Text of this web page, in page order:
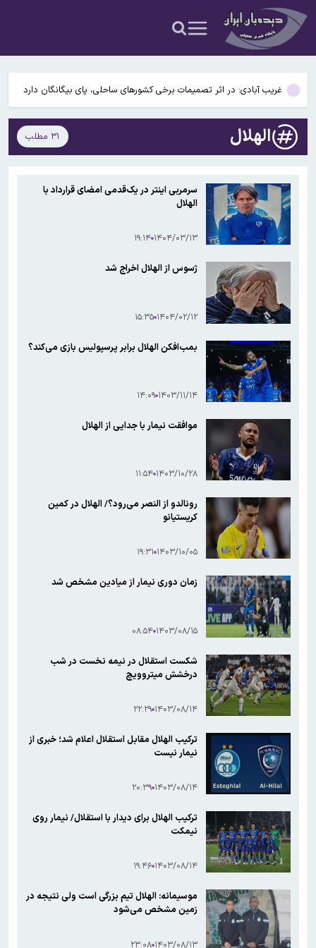
آمریکا است
سقوط آسانسور در میدان آرژانتین/ ۹ نفر مصدوم شدند
عراقچی: توافق با عمان نزدیک است/ تکذیب سهم ۱۱ درصدی ایران از خزر
غریب آبادی: در اثر تصمیمات برخی کشورهای ساحلی، پای بیگانگان دارد
به منطقه خزر باز می‌شود
هشدار نسبت به وفوع تندباد در تهران
سردار محبی: بازگشایی تنگه هرمز منوط به پذیرش شروط ایران از سوی
سقوط آسانسور در میدان آرژانتین/ ۹ نفر مصدوم شدند
عراقچی: توافق با عمان نزدیک است/ تکذیب سهم ۱۱ درصدی ایران از خزر
الهلال ۳۱ مطلب
سرمربی اینتر در یک‌قدمی امضای قرارداد با
الهلال
۱۴۰۴/۰۳/۱۳ ۱۹:۱۴
ژسوس از الهلال اخراج شد
۱۴۰۴/۰۲/۱۲ ۱۵:۳۵
بمب‌افکن الهلال برابر پرسپولیس بازی می‌کند؟
۱۴۰۳/۱۱/۱۴ ۱۴:۰۹
موافقت نیمار با جدایی از الهلال
۱۴۰۳/۱۰/۲۸ ۱۱:۵۴
رونالدو از النصر می‌رود؟/ الهلال در کمین
کریستیانو
۱۴۰۳/۱۰/۰۵ ۱۹:۳۱
زمان دوری نیمار از میادین مشخص شد
۱۴۰۳/۰۸/۱۵ ۰۸:۵۴
شکست استقلال در نیمه نخست در شب
درخشش میتروویچ
۱۴۰۳/۰۸/۱۴ ۲۲:۲۹
ترکیب الهلال مقابل استقلال اعلام شد؛ خبری از
نیمار نیست
۱۴۰۳/۰۸/۱۴ ۲۰:۳۹
ترکیب الهلال برای دیدار با استقلال/ نیمار روی
نیمکت
۱۴۰۳/۰۸/۱۴ ۱۹:۴۶
موسیمانه: الهلال تیم بزرگی است ولی نتیجه در
زمین مشخص می‌شود
۱۴۰۳/۰۸/۱۳ ۲۳:۰۸